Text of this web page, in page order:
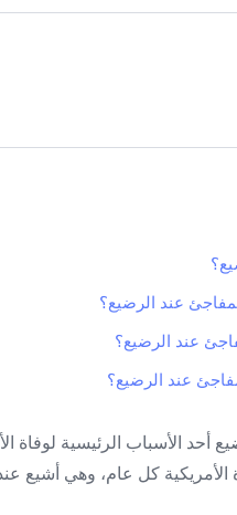
عند الرضيع؟
عند الرضيع؟
عند الرضيع؟
أحد الأسباب الرئيسية
المتحدة الأمريكية كل عام، وهي